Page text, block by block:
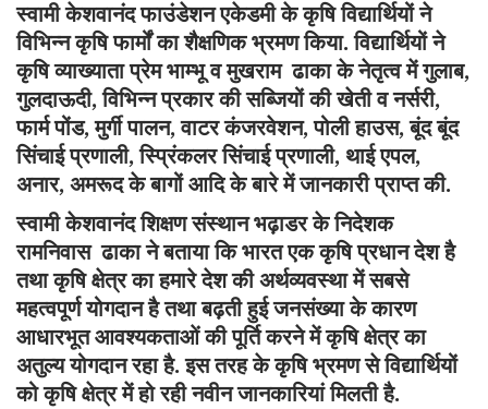
स्वामी केशवानंद फाउंडेशन एकेडमी के कृषि विद्यार्थियों ने
विभिन्न कृषि फार्मों का शैक्षणिक भ्रमण किया. विद्यार्थियों ने
कृषि व्याख्याता प्रेम भाम्भू व मुखराम ढाका के नेतृत्व में गुलाब,
गुलदाऊदी, विभिन्न प्रकार की सब्जियों की खेती व नर्सरी,
फार्म पोंड, मुर्गी पालन, वाटर कंजरवेशन, पोली हाउस, बूंद बूंद
सिंचाई प्रणाली, स्प्रिंकलर सिंचाई प्रणाली, थाई एपल,
अनार, अमरूद के बागों आदि के बारे में जानकारी प्राप्त की.
स्वामी केशवानंद शिक्षण संस्थान भढ़ाडर के निदेशक
रामनिवास ढाका ने बताया कि भारत एक कृषि प्रधान देश है
तथा कृषि क्षेत्र का हमारे देश की अर्थव्यवस्था में सबसे
महत्वपूर्ण योगदान है तथा बढ़ती हुई जनसंख्या के कारण
आधारभूत आवश्यकताओं की पूर्ति करने में कृषि क्षेत्र का
अतुल्य योगदान रहा है. इस तरह के कृषि भ्रमण से विद्यार्थियों
को कृषि क्षेत्र में हो रही नवीन जानकारियां मिलती है.